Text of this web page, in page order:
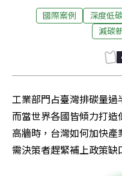
國際案例 深度低
減碳
工業部門占臺灣排碳量過
而當世界各國皆傾力打
高牆時，台灣如何加快
需決策者趕緊補上政策缺